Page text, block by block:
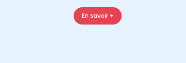
En savoir +